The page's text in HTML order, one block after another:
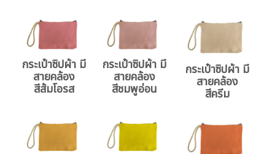
กระเป๋าซิปผ้า มี
สายคล้อง
สีส้มโอรส
กระเป๋าซิปผ้า มี
สายคล้อง
สีชมพูอ่อน
กระเป๋าซิปผ้า มี
สายคล้อง
สีครีม